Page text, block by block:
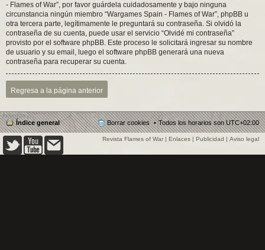
- Flames of War”, por favor guárdela cuidadosamente y bajo ninguna
circunstancia ningún miembro “Wargames Spain - Flames of War”, phpBB u
otra tercera parte, legítimamente le preguntará su contraseña. Si olvidó la
contraseña de su cuenta, puede usar el servicio “Olvidé mi contraseña”
provisto por el software phpBB. Este proceso le solicitará ingresar su nombre
de usuario y su email, luego el software phpBB generará una nueva
contraseña para recuperar su cuenta.
Regresa a la página anterior
Índice general Todos los horarios sonUTC+02:00
Borrar cookies
Revista Flames of War | Enlaces | Publicidad | Aviso legal